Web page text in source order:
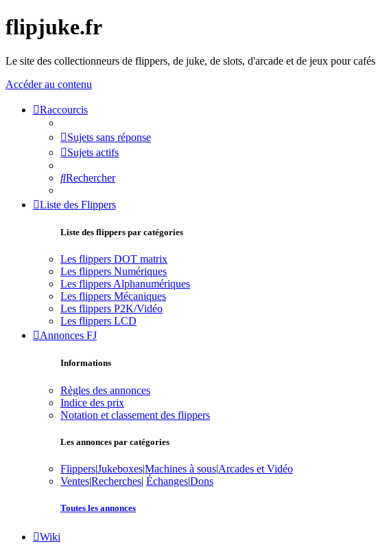
flipjuke.fr
Le site des collectionneurs de flippers, de juke, de slots, d'arcade et de jeux pour cafés
Accéder au contenu
Raccourcis
Sujets sans réponse
Sujets actifs
Rechercher
Liste des Flippers
Liste des flippers par catégories
Les flippers DOT matrix
Les flippers Numériques
Les flippers Alphanumériques
Les flippers Mécaniques
Les flippers P2K/Vidéo
Les flippers LCD
Annonces FJ
Informations
Règles des annonces
Indice des prix
Notation et classement des flippers
Les annonces par catégories
Flippers|Jukeboxes|Machines à sous|Arcades et Vidéo
Ventes|Recherches| Échanges|Dons
Toutes les annonces
Wiki